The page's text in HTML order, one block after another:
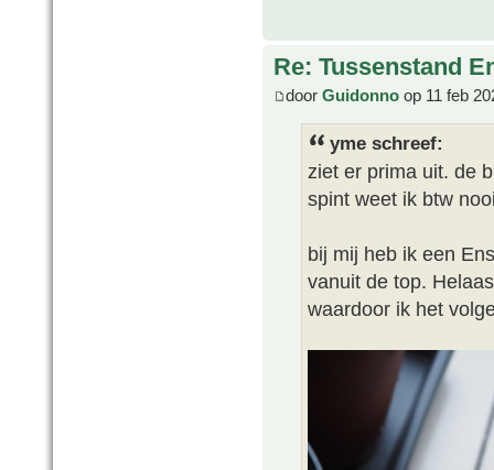
Re: Tussenstand
door Guidonno op 11 feb
yme schreef:
ziet er prima uit. de
spint weet ik btw
bij mij heb ik een
vanuit de top.
waardoor ik het